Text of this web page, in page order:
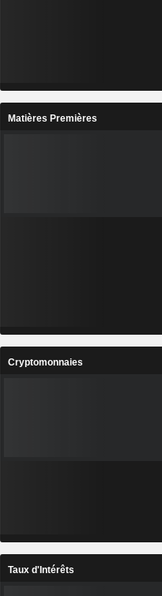
Matières Premières
Cryptomonnaies
Taux d'Intérêts